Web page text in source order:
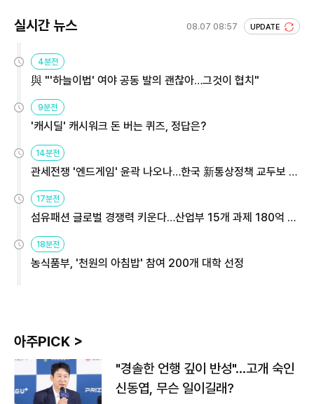
실시간 뉴스 08.07 08:57 UPDATE
4분전
與 "'하늘이법' 여야 공동 발의 괜찮아…그것이 협치"
9분전
'캐시딜' 캐시워크 돈 버는 퀴즈, 정답은?
14분전
관세전쟁 '엔드게임' 윤곽 나오나…한국 新통상정책 교두보 활
17분전
섬유패션 글로벌 경쟁력 키운다…산업부 15개 과제 180억 지
18분전
농식품부, '천원의 아침밥' 참여 200개 대학 선정
아주PICK >
"경솔한 언행 깊이 반성"…고개 숙인
신동엽, 무슨 일이길래?